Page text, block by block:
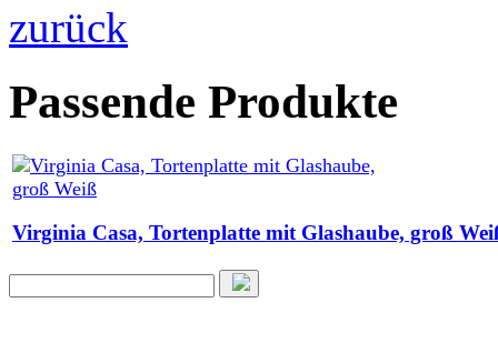
zurück
Passende Produkte
Virginia Casa, Tortenplatte mit Glashaube, groß